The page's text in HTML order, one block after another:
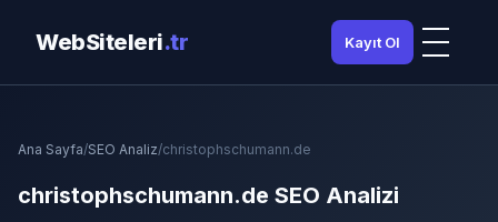
WebSiteleri.tr Kayıt Ol
Ana Sayfa/SEO Analiz/christophschumann.de
christophschumann.de SEO Analizi